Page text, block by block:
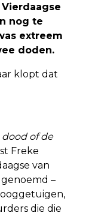
nog te
extreem
doden.
klopt dat
dood of de
Freke
van
genoemd –
die die